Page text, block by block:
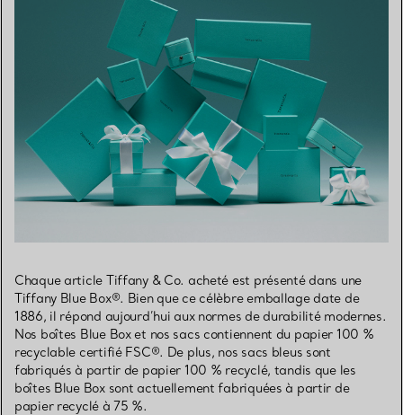
Chaque article Tiffany & Co. acheté est présenté dans une
Tiffany Blue Box®. Bien que ce célèbre emballage date de
1886, il répond aujourd’hui aux normes de durabilité modernes.
Nos boîtes Blue Box et nos sacs contiennent du papier 100 %
recyclable certifié FSC®. De plus, nos sacs bleus sont
fabriqués à partir de papier 100 % recyclé, tandis que les
boîtes Blue Box sont actuellement fabriquées à partir de
papier recyclé à 75 %.